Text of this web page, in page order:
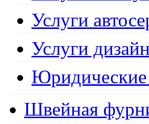
Услуги
Услуги
Юридические
Швейная